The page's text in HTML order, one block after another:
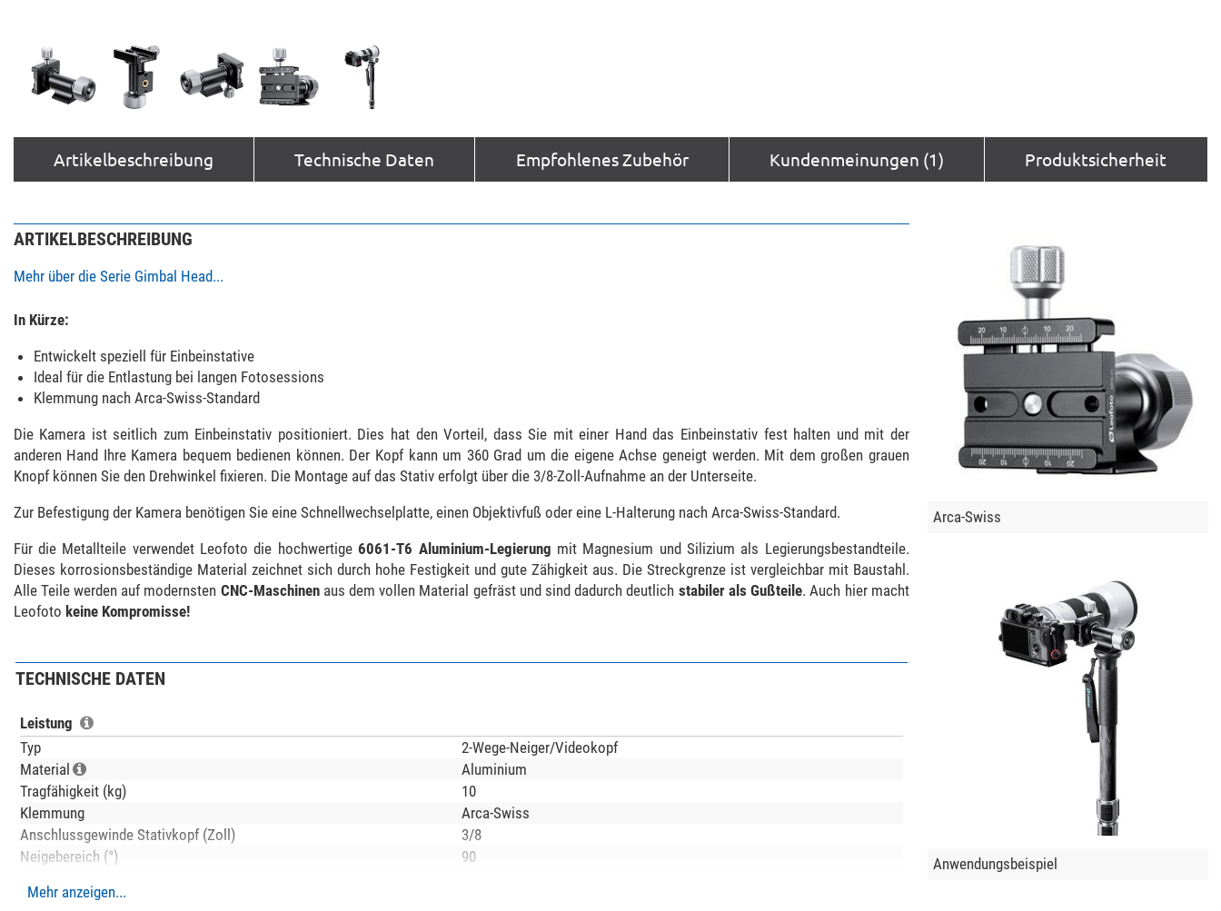
Artikelbeschreibung Technische Daten Empfohlenes Zubehör Kundenmeinungen (1) Produktsicherheit
ARTIKELBESCHREIBUNG
Mehr über die Serie Gimbal Head...
In Kürze:
Entwickelt speziell für Einbeinstative
Ideal für die Entlastung bei langen Fotosessions
Klemmung nach Arca-Swiss-Standard
Die Kamera ist seitlich zum Einbeinstativ positioniert. Dies hat den Vorteil, dass Sie mit einer Hand das Einbeinstativ fest halten und mit der
anderen Hand Ihre Kamera bequem bedienen können. Der Kopf kann um 360 Grad um die eigene Achse geneigt werden. Mit dem großen grauen
Knopf können Sie den Drehwinkel fixieren. Die Montage auf das Stativ erfolgt über die 3/8-Zoll-Aufnahme an der Unterseite.
Zur Befestigung der Kamera benötigen Sie eine Schnellwechselplatte, einen Objektivfuß oder eine L-Halterung nach Arca-Swiss-Standard.
Für die Metallteile verwendet Leofoto die hochwertige6061-T6 Aluminium-Legierung mit Magnesium und Silizium als Legierungsbestandteile.
Dieses korrosionsbeständige Material zeichnet sich durch hohe Festigkeit und gute Zähigkeit aus. Die Streckgrenze ist vergleichbar mit Baustahl.
Alle Teile werden auf modernsten CNC-Maschinenaus dem vollen Material gefräst und sind dadurch deutlich stabiler als Gußteile. Auch hier macht
Leofoto keine Kompromisse!
TECHNISCHE DATEN
Leistung
Typ
2-Wege-Neiger/Videokopf
Material
Aluminium
Tragfähigkeit (kg)
10
Klemmung
Arca-Swiss
Anschlussgewinde Stativkopf (Zoll)
3/8
Neigebereich (°)
90
Anwendungsgebiete
Mehr anzeigen...
Arca-Swiss
Anwendungsbeispiel